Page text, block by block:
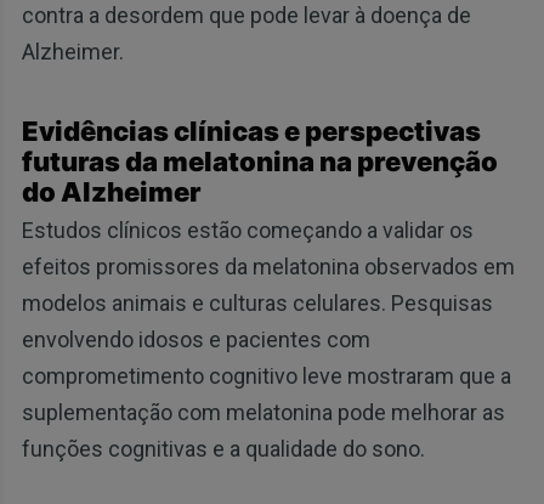
contra a desordem que pode levar à doença de
Alzheimer.
Evidências clínicas e perspectivas
futuras da melatonina na prevenção
do Alzheimer
Estudos clínicos estão começando a validar os
efeitos promissores da melatonina observados em
modelos animais e culturas celulares. Pesquisas
envolvendo idosos e pacientes com
comprometimento cognitivo leve mostraram que a
suplementação com melatonina pode melhorar as
funções cognitivas e a qualidade do sono.